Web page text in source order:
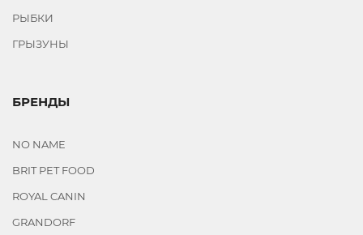
РЫБКИ
ГРЫЗУНЫ
БРЕНДЫ
NO NAME
BRIT PET FOOD
ROYAL CANIN
GRANDORF